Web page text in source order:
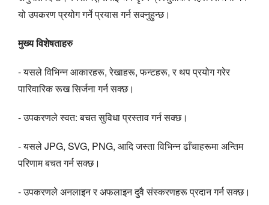
यो उपकरण प्रयोग गर्ने प्रयास गर्न सक्नुहुन्छ।
मुख्य विशेषताहरु
- यसले विभिन्न आकारहरू, रेखाहरू, फन्टहरू, र थप प्रयोग गरेर
पारिवारिक रूख सिर्जना गर्न सक्छ।
- उपकरणले स्वत: बचत सुविधा प्रस्ताव गर्न सक्छ।
- यसले JPG, SVG, PNG, आदि जस्ता विभिन्न ढाँचाहरूमा अन्तिम
परिणाम बचत गर्न सक्छ।
- उपकरणले अनलाइन र अफलाइन दुवै संस्करणहरू प्रदान गर्न सक्छ।